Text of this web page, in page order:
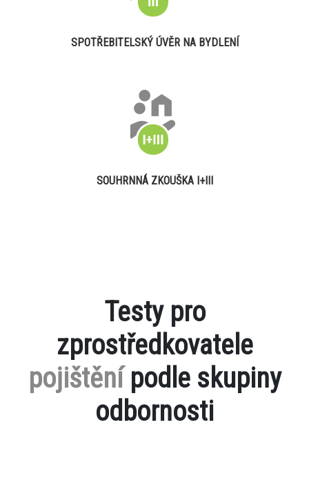
SPOTŘEBITELSKÝ ÚVĚR NA BYDLENÍ
SOUHRNNÁ ZKOUŠKA I+III
Testy pro
zprostředkovatele
pojištěnípodle skupiny
odbornosti